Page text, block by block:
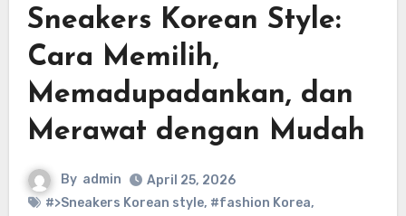
Sneakers Korean Style:
Cara Memilih,
Memadupadankan, dan
Merawat dengan Mudah
By admin
April 25, 2026
#>Sneakers Korean style, #fashion Korea,